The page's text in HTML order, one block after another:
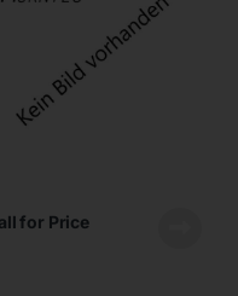
for Price